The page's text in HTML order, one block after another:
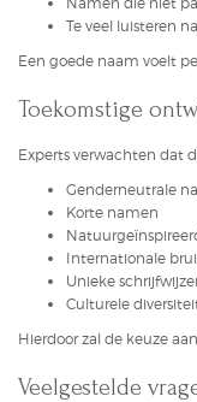
Te veel luisteren
Een goede naam voelt
Toekomstige
Experts verwachten dat
Genderneutrale
Korte namen
Internationale
Unieke
Culturele
Hierdoor zal de keuze
Veelgestelde